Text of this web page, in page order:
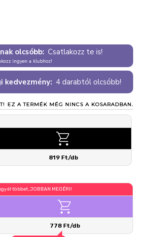
olcsóbb: Csatlakozz te is!
ingyen a klubhoz!
kedvezmény: 4 darabtól olcsóbb!
EZ A TERMÉK MÉG NINCS A KOSARADBAN.
819 Ft/db
többet, JOBBAN MEGÉRI!
778 Ft/db